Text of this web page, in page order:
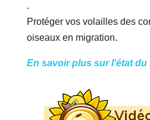
.
Protéger vos volailles des
oiseaux en migration.
En savoir plus sur l'état du